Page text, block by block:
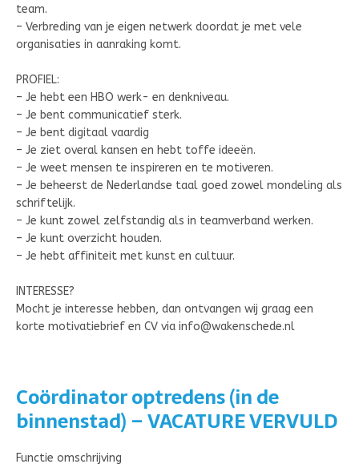
team.
– Verbreding van je eigen netwerk doordat je met vele
organisaties in aanraking komt.
PROFIEL:
– Je hebt een HBO werk- en denkniveau.
– Je bent communicatief sterk.
– Je bent digitaal vaardig
– Je ziet overal kansen en hebt toffe ideeën.
– Je weet mensen te inspireren en te motiveren.
– Je beheerst de Nederlandse taal goed zowel mondeling als
schriftelijk.
– Je kunt zowel zelfstandig als in teamverband werken.
– Je kunt overzicht houden.
– Je hebt affiniteit met kunst en cultuur.
INTERESSE?
Mocht je interesse hebben, dan ontvangen wij graag een
korte motivatiebrief en CV via info@wakenschede.nl
Coördinator optredens (in de
binnenstad) – VACATURE VERVULD
Functie omschrijving